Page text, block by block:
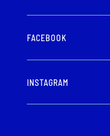
FACEBOOK
INSTAGRAM